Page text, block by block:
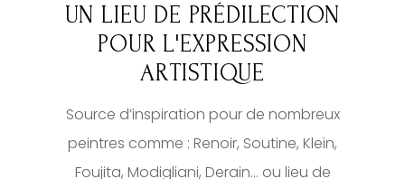
UN LIEU DE PRÉDILECTION
POUR L'EXPRESSION
ARTISTIQUE
Source d’inspiration pour de nombreux
peintres comme : Renoir, Soutine, Klein,
Foujita, Modigliani, Derain… ou lieu de